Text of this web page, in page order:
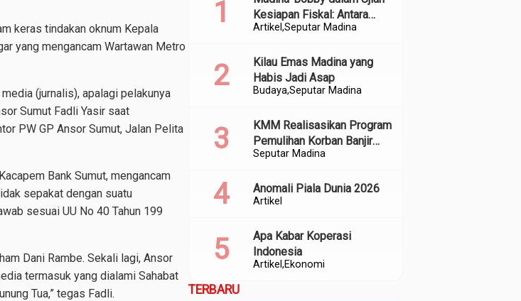
keras tindakan oknum Kepala
yang mengancam Wartawan Metro
(jurnalis), apalagi pelakunya
Sumut Fadli Yasir saat
PW GP Ansor Sumut, Jalan Pelita
Bank Sumut, mengancam
sepakat dengan suatu
sesuai UU No 40 Tahun 199
Dani Rambe. Sekali lagi, Ansor
termasuk yang dialami Sahabat
Tua,” tegas Fadli.
Artikel Seputar Madina
Kesiapan Fiskal: Antara
Kedekatan Politik dan
BudayaSeputar Madina
Kilau Emas Madina yang
Habis Jadi Asap
Seputar Madina
KMM Realisasikan Program
Pemulihan Korban Banjir
dan Longsor di Kabupaten
Artikel
Anomali Piala Dunia 2026
Artikel Ekonomi
Apa Kabar Koperasi
Indonesia
TERBARU